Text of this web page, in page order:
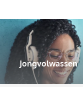
Jongvolwassen